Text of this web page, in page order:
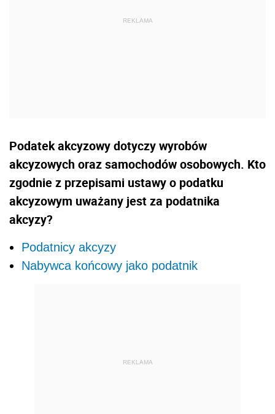
Podatek akcyzowy dotyczy wyrobów
akcyzowych oraz samochodów osobowych. Kto
zgodnie z przepisami ustawy o podatku
akcyzowym uważany jest za podatnika
akcyzy?
Podatnicy akcyzy
Nabywca końcowy jako podatnik
REKLAMA